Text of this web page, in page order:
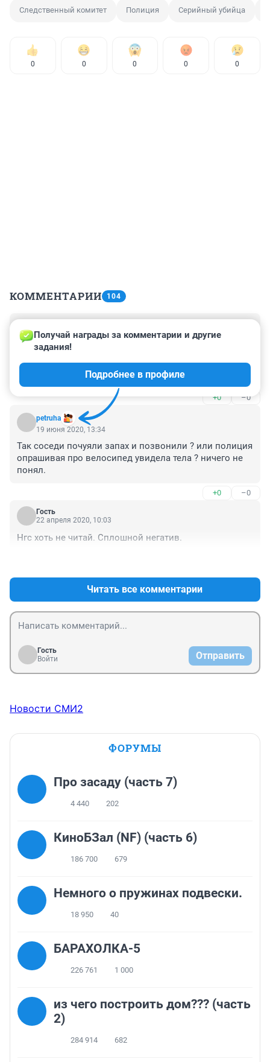
Следственный комитет Полиция Серийный убийца
0 0 0 0 0
КОММЕНТАРИИ 104
4 апреля 2022, 13:08
Нанёс ей 15 нажевых ранений, в итоге она
сканчалась, отца порезал, залез ночью к нам в дом,
отключил электроэнергию на подстанции
+0 –0
petruha
Получай награды за комментарии и другие
задания!
Подробнее в профиле
19 июня 2020, 13:34
Так соседи почуяли запах и позвонили ? или полиция
опрашивая про велосипед увидела тела ? ничего не
понял.
+0 –0
Гость
22 апреля 2020, 10:03
Нгс хоть не читай. Сплошной негатив.
Читать все комментарии
Гость
Войти
Отправить
Новости СМИ2
ФОРУМЫ
Про засаду (часть 7)
4 440 202
КиноБЗал (NF) (часть 6)
186 700 679
Немного о пружинах подвески.
18 950 40
БАРАХОЛКА-5
226 761 1 000
из чего построить дом??? (часть
2)
284 914 682